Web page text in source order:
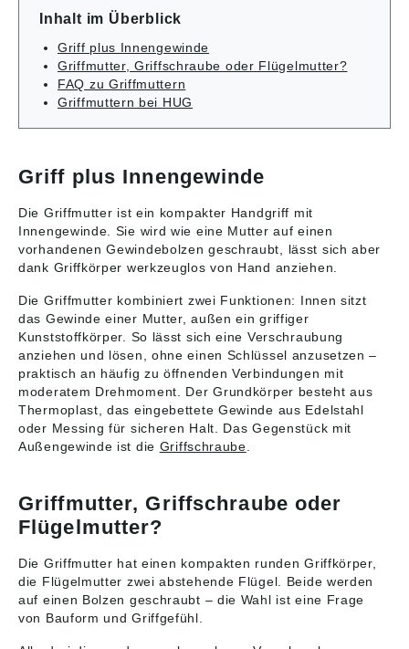
Produktsicherheitsver
2023/998): Heinrich
Kipp Werk GmbH &
Co.KG, Heubergstr. 2,
72172 Sulz am
Inhalt im Überblick
Griff plus Innengewinde
Griffmutter, Griffschraube oder Flügelmutter?
FAQ zu Griffmuttern
Griffmuttern bei HUG
Griff plus Innengewinde
Die Griffmutter ist ein kompakter Handgriff mit
Innengewinde. Sie wird wie eine Mutter auf einen
vorhandenen Gewindebolzen geschraubt, lässt sich aber
dank Griffkörper werkzeuglos von Hand anziehen.
Die Griffmutter kombiniert zwei Funktionen: Innen sitzt
das Gewinde einer Mutter, außen ein griffiger
Kunststoffkörper. So lässt sich eine Verschraubung
anziehen und lösen, ohne einen Schlüssel anzusetzen –
praktisch an häufig zu öffnenden Verbindungen mit
moderatem Drehmoment. Der Grundkörper besteht aus
Thermoplast, das eingebettete Gewinde aus Edelstahl
oder Messing für sicheren Halt. Das Gegenstück mit
Außengewinde ist die Griffschraube
Griffmutter, Griffschraube oder
Flügelmutter?
Die Griffmutter hat einen kompakten runden Griffkörper,
die Flügelmutter zwei abstehende Flügel. Beide werden
auf einen Bolzen geschraubt – die Wahl ist eine Frage
von Bauform und Griffgefühl.